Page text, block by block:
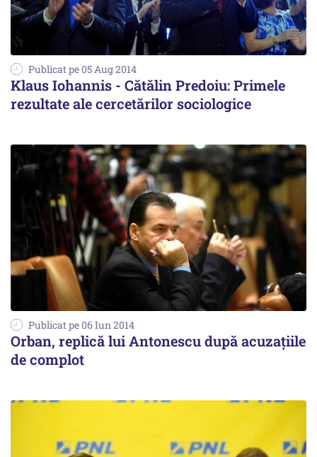
Publicat pe 05 Aug 2014
Klaus Iohannis - Cătălin Predoiu: Primele
rezultate ale cercetărilor sociologice
Publicat pe 06 Iun 2014
Orban, replică lui Antonescu după acuzațiile
de complot